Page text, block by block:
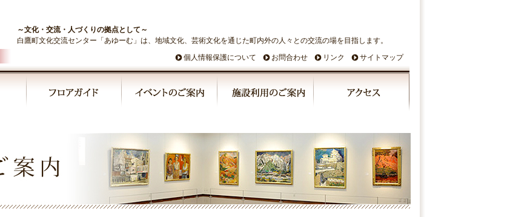
～文化・交流・人づくりの拠点として～
白鷹町文化交流センター「あゆーむ」は、地域文化、芸術文化を通じた町内外の人々との交流の場を目指します。
サイトマップ
リンク
お問合わせ
個人情報保護について
7/28（日）「み～んな
■6/6（木）～
7/28（日）「み～んな
■6/6（木）～
7/28（日）「み～んな
■6/6（木）～7/28（日）
「み～んな飯鉢王朝が集
■6/6（木）～7/28（日）
「み～んな飯鉢王朝が集